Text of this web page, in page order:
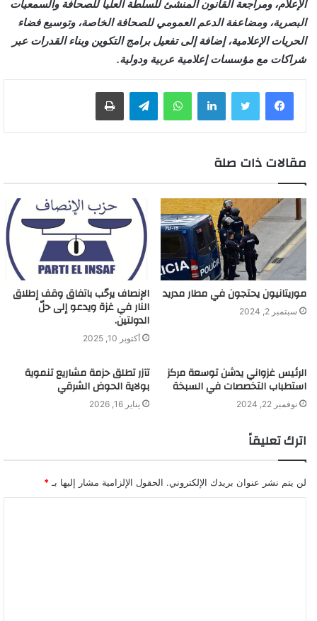
الإعلام، ومراجعة القانون المنشئ للسلطة العليا للصحافة والسمعيات
البصرية، ومضاعفة الدعم العمومي للصحافة الخاصة، وتوسيع فضاء
الحريات الإعلامية، إضافة إلى تفعيل برامج التكوين وبناء القدرات عبر
شراكات مع مؤسسات إعلامية عربية ودولية.
لينكدإن واتساب
مقالات ذات صلة
موريتانيون يحتجون في مطار مدريد
سبتمبر 2, 2024
الإنصاف يرحّب باتفاق وقف إطلاق
النار في غزة ويدعو إلى حلّ
الدولتين.
أكتوبر 10, 2025
الرئيس غزواني يدشن توسعة مركز
استطباب التخصصات في السبخة
نوفمبر 22, 2024
تآزر تطلق حزمة مشاريع تنموية
بولاية الحوض الشرقي
يناير 16, 2026
اترك تعليقاً
لن يتم نشر عنوان بريدك الإلكتروني. الحقول الإلزامية مشار إليها بـ *